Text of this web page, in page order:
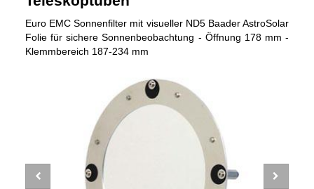
Euro EMC Sonnenfilter mit visueller ND5 Baader AstroSolar
Folie für sichere Sonnenbeobachtung - Öffnung 178 mm -
Klemmbereich 187-234 mm